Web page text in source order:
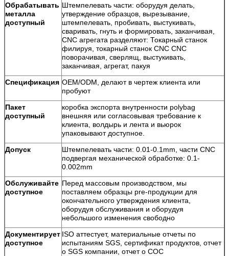
Обрабатывать
металла
доступный
Штемпелевать части: оборудуя делать,
утверждение образцов, вырезывание,
штемпелевать, пробивать, выстукивать,
сваривать, гнуть и формировать, заканчивая,
CNC агрегата разделяют: Токарный станок
филируя, токарный станок CNC CNC
поворачивая, сверлящ, выстукивать,
заканчивая, агрегат, пакуя
Спецификация OEM/ODM, делают в чертеж клиента или
пробуют
Пакет
доступный
коробка экспорта внутренности polybag
внешняя или согласовывая требование к
клиента, волдырь и лента и вьюрок
упаковывают доступное.
Допуск
Штемпелевать части: 0.01-0.1mm, части CNC
подвергая механической обработке: 0.1-
0.002mm
Обслуживайте
доступное
Перед массовым производством, мы
поставляем образцы pre-продукции для
окончательного утверждения клиента,
оборудуя обслуживания и оборудуя
небольшого изменения свободно
Документирует
доступное
ISO аттестует, материальные отчеты по
испытаниям SGS, сертификат продуктов, отчет
о SGS компании, отчет о COC